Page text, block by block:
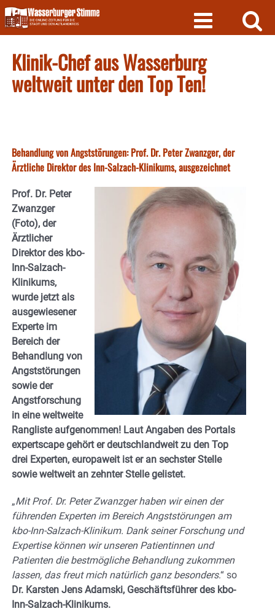
Skip
to
content
Klinik-Chef aus Wasserburg
weltweit unter den Top Ten!
Behandlung von Angststörungen: Prof. Dr. Peter Zwanzger, der
Ärztliche Direktor des Inn-Salzach-Klinikums, ausgezeichnet
Prof. Dr. Peter
Zwanzger
(Foto), der
Ärztlicher
Direktor des kbo-
Inn-Salzach-
Klinikums,
wurde jetzt als
ausgewiesener
Experte im
Bereich der
Behandlung von
Angststörungen
sowie der
Angstforschung
in eine weltweite
Rangliste aufgenommen! Laut Angaben des Portals
expertscape gehört er deutschlandweit zu den Top
drei Experten, europaweit ist er an sechster Stelle
sowie weltweit an zehnter Stelle gelistet.
„Mit Prof. Dr. Peter Zwanzger haben wir einen der
führenden Experten im Bereich Angststörungen am
kbo-Inn-Salzach-Klinikum. Dank seiner Forschung und
Expertise können wir unseren Patientinnen und
Patienten die bestmögliche Behandlung zukommen
lassen, das freut mich natürlich ganz besonders.“ so
Dr. Karsten Jens Adamski, Geschäftsführer des kbo-
Inn-Salzach-Klinikums.